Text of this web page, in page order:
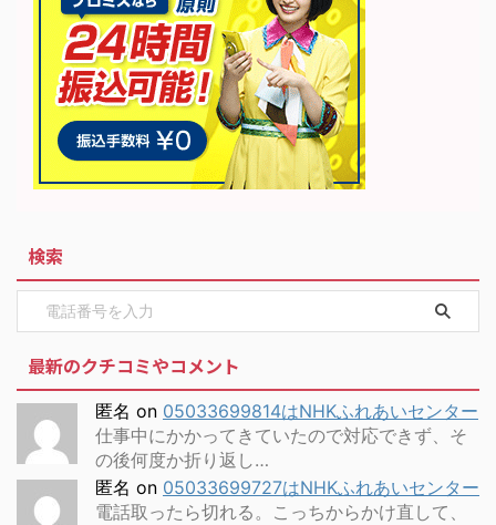
検索
最新のクチコミやコメント
匿名 on 05033699814はNHKふれあいセンター
仕事中にかかってきていたので対応できず、そ
の後何度か折り返し…
匿名 on 05033699727はNHKふれあいセンター
電話取ったら切れる。こっちからかけ直して、